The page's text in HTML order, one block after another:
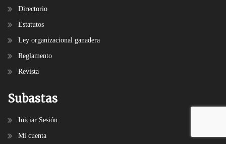
Directorio
Estatutos
Ley organizacional ganadera
Reglamento
Revista
Subastas
Iniciar Sesión
Mi cuenta